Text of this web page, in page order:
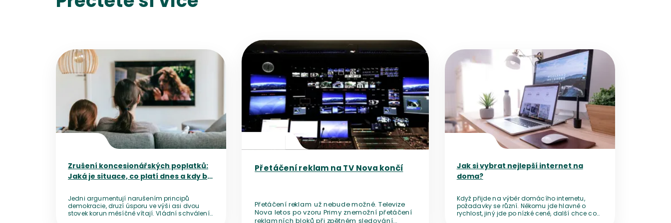
Zrušení koncesionářských poplatků:
Jaká je situace, co platí dnes a kdy by
Jedni argumentují narušením principů
demokracie, druzí úsporu ve výši asi dvou
stovek korun měsíčně vítají. Vládní schválení
Přejít na detail článku
Přetáčení reklam na TV Nova končí
Přetáčení reklam už nebude možné. Televize
Nova letos po vzoru Primy znemožní přetáčení
reklamních bloků při zpětném sledování
Přejít na detail článku
Jak si vybrat nejlepší internet na
doma?
Když přijde na výběr domácího internetu,
požadavky se různí. Někomu jde hlavně o
rychlost, jiný jde po nízké ceně, další chce co
Přejít na detail článku